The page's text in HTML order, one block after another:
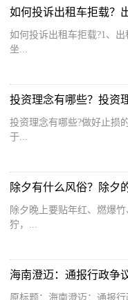
如何投诉出租车拒载？
如何投诉出租车拒载?1、
坐...
投资理念有哪些？投资
投资理念有哪些?做好止损
于...
除夕有什么风俗？除夕
除夕晚上要贴年红、燃爆
狞，...
海南澄迈：通报行政争
原标题：海南澄迈：通报